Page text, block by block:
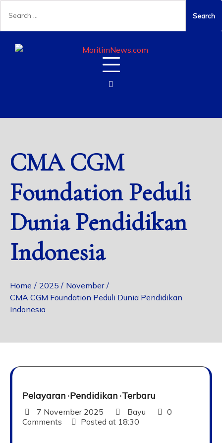
CMA CGM
Foundation Peduli
Dunia Pendidikan
Indonesia
Home 2025
November
CMA CGM Foundation Peduli Dunia Pendidikan
Indonesia
Pelayaran Pendidikan Terbaru
7 November 2025 Bayu
0
Comments
Posted at 18:30